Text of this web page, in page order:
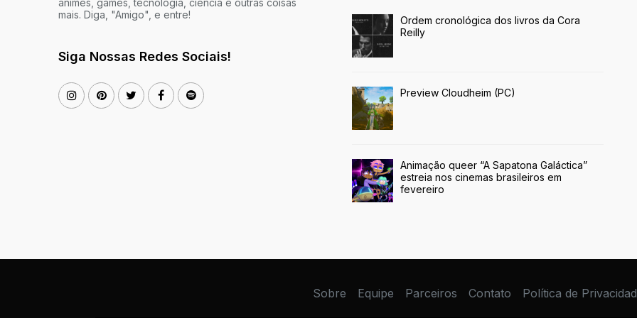
animes, games, tecnologia, ciência e outras coisas
mais. Diga, "Amigo", e entre!
Siga Nossas Redes Sociais!
Ordem cronológica dos livros da Cora
Reilly
Preview Cloudheim (PC)
Animação queer “A Sapatona Galáctica”
estreia nos cinemas brasileiros em
fevereiro
Sobre Equipe Parceiros Contato Política de